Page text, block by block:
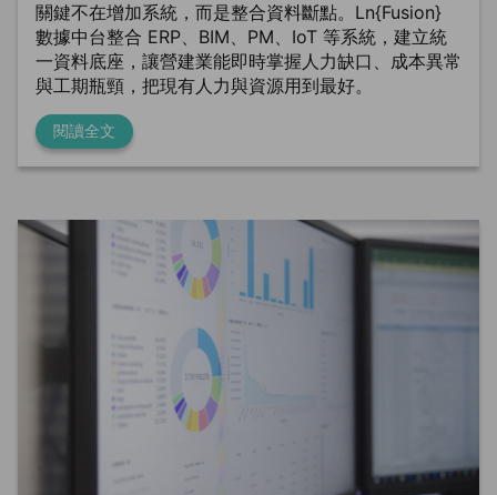
關鍵不在增加系統，而是整合資料斷點。Ln{Fusion}
數據中台整合 ERP、BIM、PM、IoT 等系統，建立統
一資料底座，讓營建業能即時掌握人力缺口、成本異常
與工期瓶頸，把現有人力與資源用到最好。
閱讀全文